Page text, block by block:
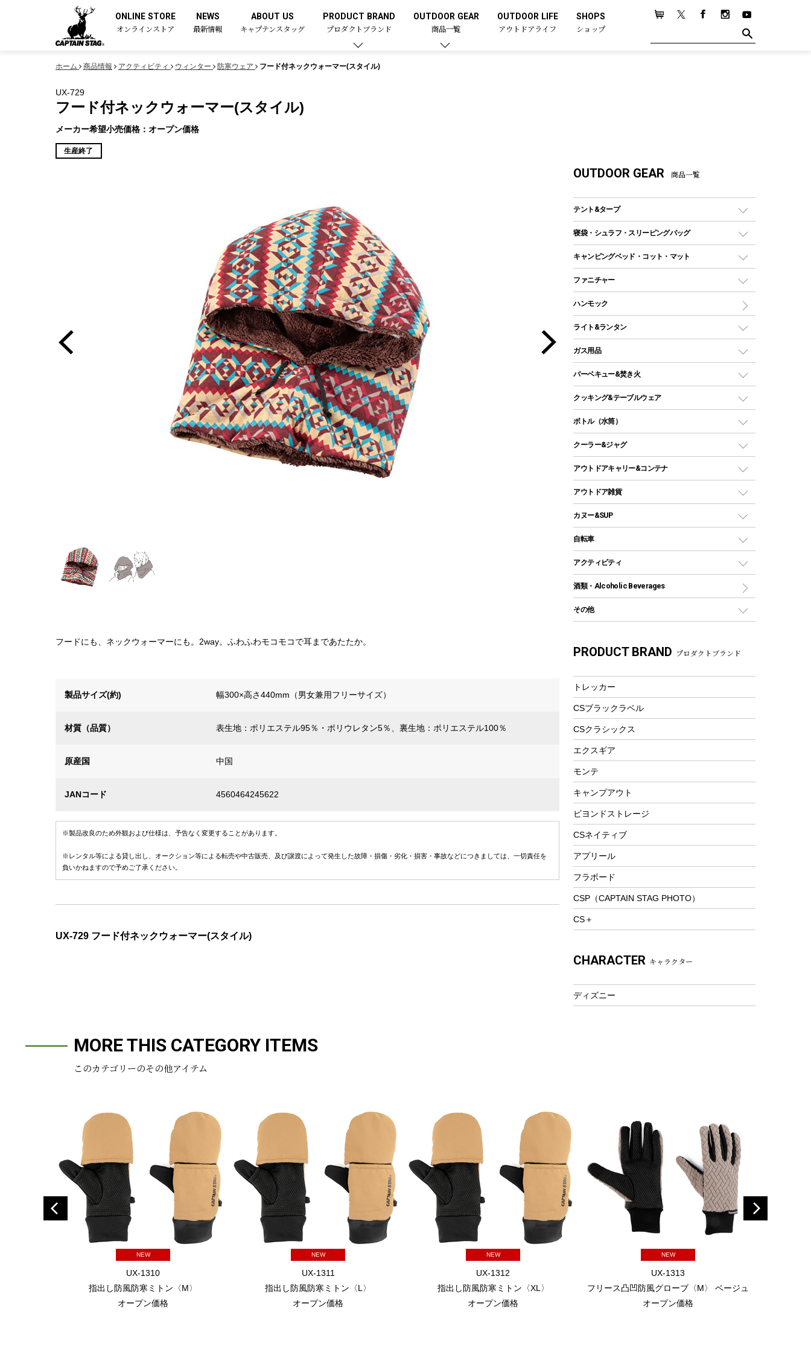
ONLINE STORE
オンラインストア
NEWS
最新情報
ABOUT US
キャプテンスタッグ
PRODUCT BRAND
プロダクトブランド
OUTDOOR GEAR
商品一覧
OUTDOOR LIFE
アウトドアライフ
SHOPS
ショップ
ホーム 商品情報 アクティビティ ウィンター 防寒ウェア フード付ネックウォーマー(スタイル)
UX-729
フード付ネックウォーマー(スタイル)
メーカー希望小売価格：オープン価格
生産終了
フードにも、ネックウォーマーにも。2way。ふわふわモコモコで耳まであたたか。
製品サイズ(約) 幅300×高さ440mm（男女兼用フリーサイズ）
材質（品質） 表生地：ポリエステル95％・ポリウレタン5％、裏生地：ポリエステル100％
原産国 中国
JANコード 4560464245622
※製品改良のため外観および仕様は、予告なく変更することがあります。
※レンタル等による貸し出し、オークション等による転売や中古販売、及び譲渡によって発生した故障・損傷・劣化・損害・事故などにつきましては、一切責任を
負いかねますので予めご了承ください。
UX-729 フード付ネックウォーマー(スタイル)
OUTDOOR GEAR 商品一覧
テント&タープ
テント
ツールームテント
ワンポールテント
シェルターテント
ソロテント
ロッジ型・オリジナルテント
タープ
スクエアタープ（レクタタープ）
メッシュタープ
自立式タープ
パラソル
テントアクセサリー
ペグ
ポール
グランドシート
ツール
寝袋・シュラフ・スリーピングバッグ
レクタングラー型（封筒型）シュラフ
インナーシュラフ
キャンピングベッド・コット・マット
キャンピングベッド・コット
インフレータブルマット
ファニチャー
アウトドアテーブル
レジャーシート
ハンモック
ライト&ランタン
LEDランタン
ガスランタン
オイルランタン
LEDライト
ヘッドライト
キャンドル
ガス用品
ガスバーナー
ガス缶
ガストーチ、ライター
バーベキュー&焚き火
バーベキューコンロ、グリル
焚き火台タイプ（ロースタイル）グリル
卓上タイプグリル
パーティータイプグリル
ソロキャンプ用グリル
鉄板、アミ
焚き火台&ストーブ
火起こし
バーベキューツール
燃料・着火剤・炭
クッキング&テーブルウェア
ダッチオーブン
ホットサンドメーカー
クッカーセット
シェラカップ
クッキングツール
ナイフ
カトラリー
マグカップ、カップ
フードボトル
コーヒー&ミル
トレー
ランチョンマット
ランチボックス
ピクニックセット
ボトル（水筒）
ステンレスボトル
コップ付きタイプ
ワンタッチタイプ
プラスチックボトル
ディズニーボトル
クーラー&ジャグ
クーラーボックス
クーラーバッグ
ウォータージャグ
保冷剤
アウトドアキャリー&コンテナ
アウトドアキャリー
アウトドア雑貨
バックパック&バッグ
リュック、バックパック
トートバッグ、サコッシュ
ショッピングキャリー
その他アウトドア雑貨
レイン
ツール、他
カヌー&SUP
インフレータブル
カヤック
パドル
ヘルメット
アクセサリー
自転車
折りたたみ自転車
スポーツサイクル
シティサイクル
自転車用アクセサリー
自転車ウェア
アクティビティ
マリン
ラッシュガード
テント
フローティングベスト
ヘルメット
エアーポンプ
ウィンター
防寒ウェア
ツール&アクセサリー
トレッキング
トレッキングステッキ
プレイグッズ
ウェルネス
フィットネス
アクセサリー
酒類・Alcoholic Beverages
その他
湯たんぽ
PRODUCT BRAND プロダクトブランド
トレッカー
CSブラックラベル
CSクラシックス
エクスギア
モンテ
キャンプアウト
ビヨンドストレージ
CSネイティブ
アプリール
フラボード
CSP（CAPTAIN STAG PHOTO）
CS＋
CHARACTER キャラクター
ディズニー
MORE THIS CATEGORY ITEMS
このカテゴリーのその他アイテム
NEW
UX-1310
指出し防風防寒ミトン〈M〉
オープン価格
NEW
UX-1311
指出し防風防寒ミトン〈L〉
オープン価格
NEW
UX-1312
指出し防風防寒ミトン〈XL〉
オープン価格
NEW
UX-1313
フリース凸凹防風グローブ〈M〉 ベージュ
オープン価格